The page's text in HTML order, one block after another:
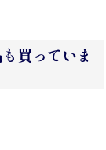
買っていま